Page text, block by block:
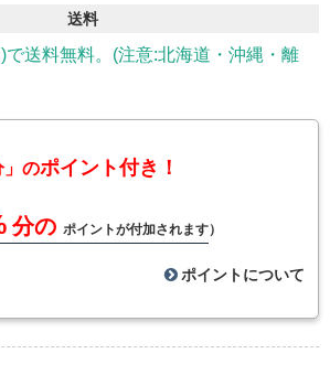
送料
で送料無料。(注意:北海道・沖縄・離
」のポイント付き！
分の ポイントが付加されます）
ポイントについて